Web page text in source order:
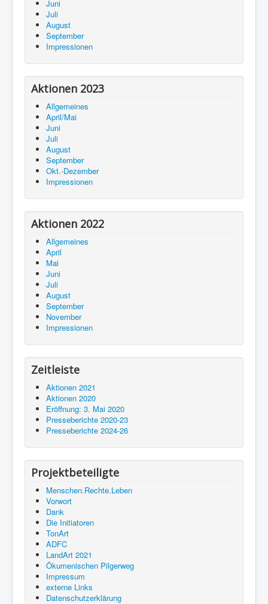
Juni
Juli
August
September
Impressionen
Aktionen 2023
Allgemeines
April/Mai
Juni
Juli
August
September
Okt.-Dezember
Impressionen
Aktionen 2022
Allgemeines
April
Mai
Juni
Juli
August
September
November
Impressionen
Zeitleiste
Aktionen 2021
Aktionen 2020
Eröffnung: 3. Mai 2020
Presseberichte 2020-23
Presseberichte 2024-26
Projektbeteiligte
Menschen.Rechte.Leben
Vorwort
Dank
Die Initiatoren
TonArt
ADFC
LandArt 2021
Ökumenischen Pilgerweg
Impressum
externe Links
Datenschutzerklärung